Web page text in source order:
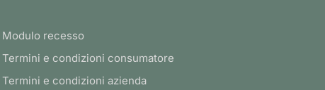
Modulo recesso
Termini e condizioni consumatore
Termini e condizioni azienda